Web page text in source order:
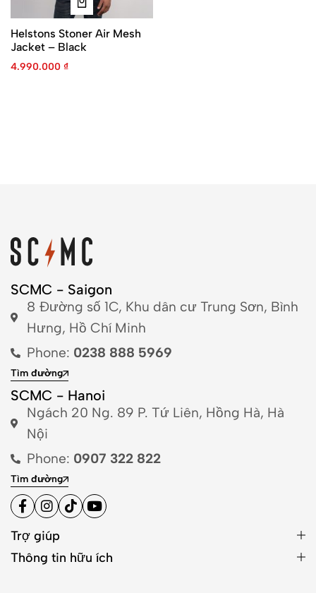
Helstons Stoner Air Mesh
Jacket – Black
4.990.000 ₫
SCMC - Saigon
8 Đường số 1C, Khu dân cư Trung Sơn, Bình
Hưng, Hồ Chí Minh
Phone: 0238 888 5969
Tìm đường
SCMC - Hanoi
Ngách 20 Ng. 89 P. Tứ Liên, Hồng Hà, Hà
Nội
Phone: 0907 322 822
Tìm đường
Trợ giúp
Thông tin hữu ích